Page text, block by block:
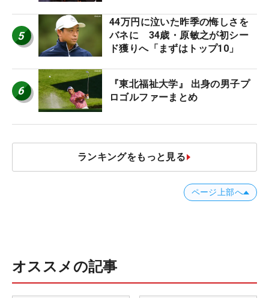
5
44万円に泣いた昨季の悔しさを
バネに 34歳・原敏之が初シー
ド獲りへ「まずはトップ10」
6
『東北福祉大学』 出身の男子プ
ロゴルファーまとめ
ランキングをもっと見る
ページ上部へ
オススメの記事